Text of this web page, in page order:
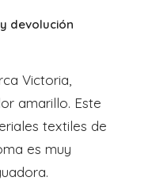
devolución
Victoria,
amarillo. Este
textiles de
es muy